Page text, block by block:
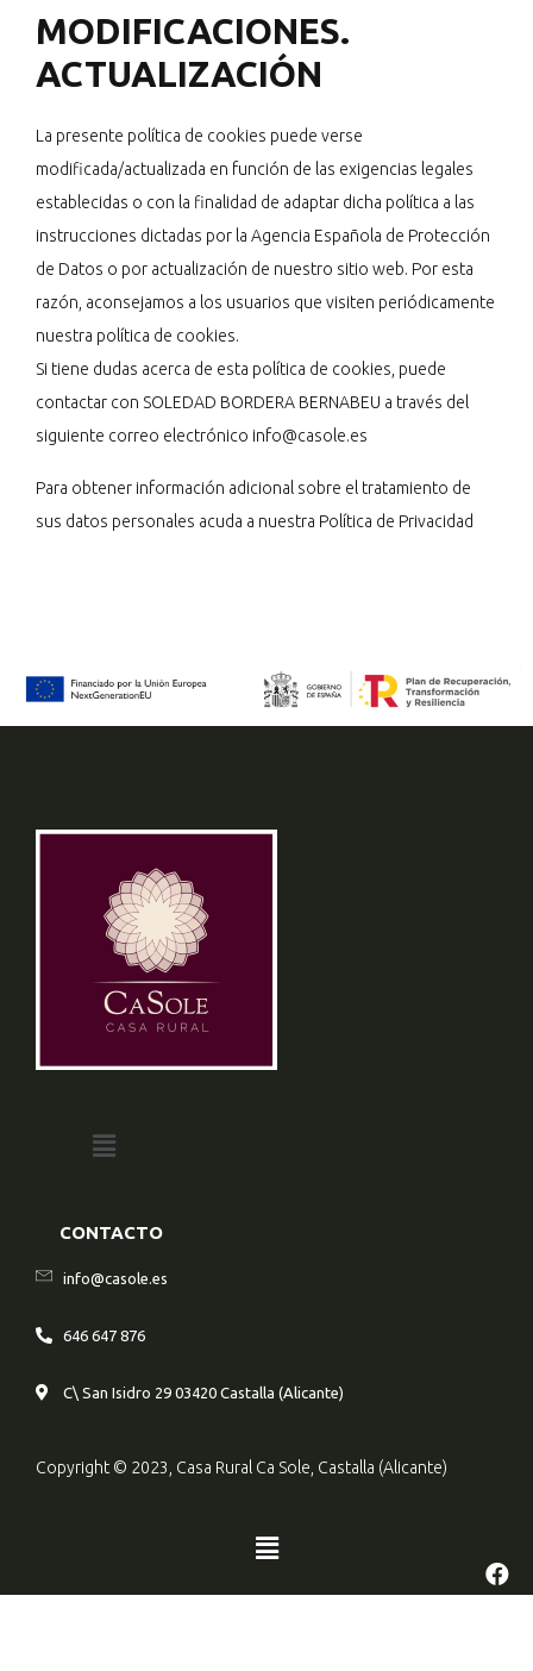
MODIFICACIONES.
ACTUALIZACIÓN
La presente política de cookies puede verse
modificada/actualizada en función de las exigencias legales
establecidas o con la finalidad de adaptar dicha política a las
instrucciones dictadas por la Agencia Española de Protección
de Datos o por actualización de nuestro sitio web. Por esta
razón, aconsejamos a los usuarios que visiten periódicamente
nuestra política de cookies.
Si tiene dudas acerca de esta política de cookies, puede
contactar con SOLEDAD BORDERA BERNABEU a través del
siguiente correo electrónico info@casole.es
Para obtener información adicional sobre el tratamiento de
sus datos personales acuda a nuestra Política de Privacidad
CONTACTO
info@casole.es
646 647 876
C\ San Isidro 29 03420 Castalla (Alicante)
Copyright © 2023, Casa Rural Ca Sole, Castalla (Alicante)